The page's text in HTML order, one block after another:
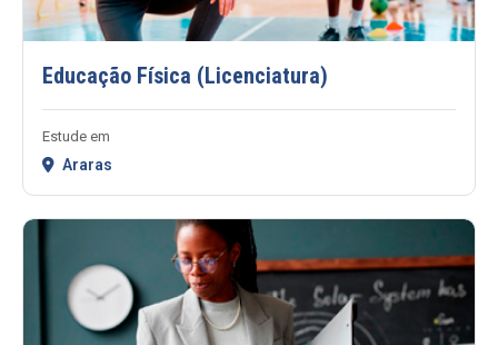
Educação Física (Licenciatura)
Estude em
Araras